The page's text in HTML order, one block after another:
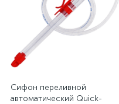
Сифон переливной
автоматический Quick-